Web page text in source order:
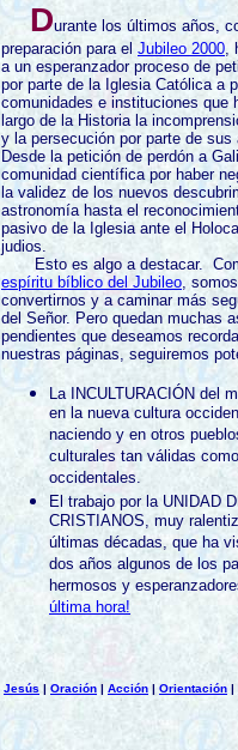
Durante los últimos años,
preparación para el Jubileo 2000,
a un esperanzador proceso de
por parte de la Iglesia Católica a
comunidades e instituciones que
largo de la Historia la
y la persecución por parte de sus
Desde la petición de perdón a
comunidad científica por haber
la validez de los nuevos
astronomía hasta el
pasivo de la Iglesia ante el
judios.
Esto es algo a destacar.
espíritu bíblico del Jubileo,
convertirnos y a caminar más
del Señor. Pero quedan muchas
pendientes que deseamos
nuestras páginas, seguiremos
La INCULTURACIÓN del
en la nueva cultura
naciendo y en otros
culturales tan válidas
occidentales.
El trabajo por la UNIDAD
CRISTIANOS, muy
últimas décadas, que ha
dos años algunos de los
hermosos y
última hora!
Jesús | Oración | Acción | Orientación |